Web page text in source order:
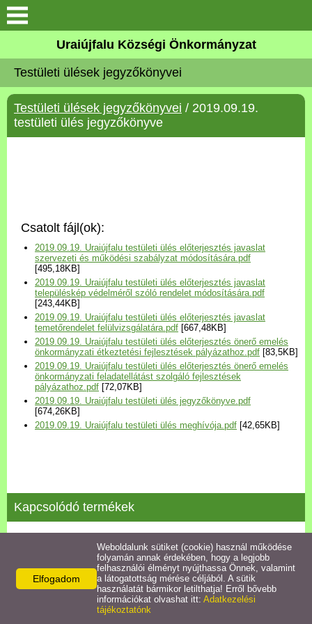
Köszöntő
Elérhetőségek
Uraiújfalu
Választási információk
Versenyképes Járások
Program
Települési Arculati
Kézikönyv
Hírek
Bezerédj Amália Óvoda
Egyéb szolgáltatások
Egészségügyi ellátás
Uraiújfalu Sportegyesület
Uraiújfalu Községi Önkormányzat
Testületi ülések jegyzőkönyvei
Testületi ülések jegyzőkönyvei / 2019.09.19.
testületi ülés jegyzőkönyve
Csatolt fájl(ok):
2019.09.19. Uraiújfalu testületi ülés előterjesztés javaslat
szervezeti és működési szabályzat módosítására.pdf
[495,18KB]
2019.09.19. Uraiújfalu testületi ülés előterjesztés javaslat
településkép védelméről szóló rendelet módosítására.pdf
[243,44KB]
2019.09.19. Uraiújfalu testületi ülés előterjesztés javaslat
temetőrendelet felülvizsgálatára.pdf [667,48KB]
2019.09.19. Uraiújfalu testületi ülés előterjesztés önerő emelés
önkormányzati étkeztetési fejlesztések pályázathoz.pdf [83,5KB]
2019.09.19. Uraiújfalu testületi ülés előterjesztés önerő emelés
önkormányzati feladatellátást szolgáló fejlesztések
pályázathoz.pdf [72,07KB]
2019.09.19. Uraiújfalu testületi ülés jegyzőkönyve.pdf
[674,26KB]
2019.09.19. Uraiújfalu testületi ülés meghívója.pdf [42,65KB]
Kapcsolódó termékek
2021.11.23. testületi ülés jegyzőkönyve
Részletek
Elfogadom
Weboldalunk sütiket (cookie) használ működése
folyamán annak érdekében, hogy a legjobb
felhasználói élményt nyújthassa Önnek, valamint
a látogatottság mérése céljából. A sütik
használatát bármikor letilthatja! Erről bővebb
információkat olvashat itt: Adatkezelési
tájékoztatónk